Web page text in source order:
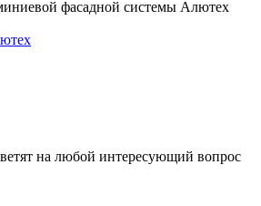
фасадной системы Алютех
на любой интересующий вопрос